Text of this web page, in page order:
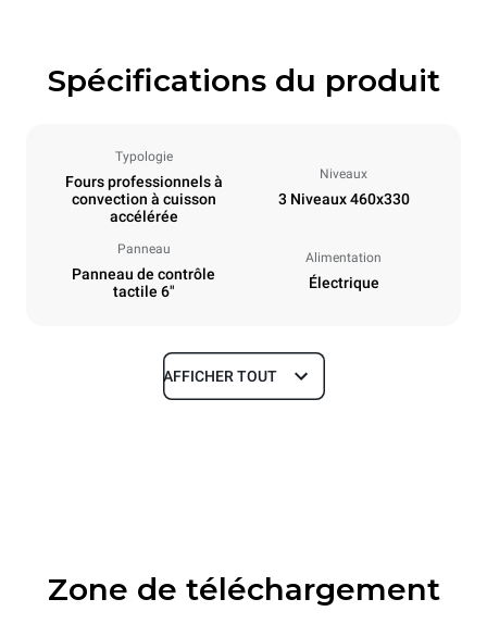
Spécifications du produit
Typologie
Fours professionnels à
convection à cuisson
accélérée
Niveaux
3 Niveaux 460x330
Panneau
Panneau de contrôle
tactile 6"
Alimentation
Électrique
Dimensions
Caractéristiques de la plaque
AFFICHER TOUT
Zone de téléchargement